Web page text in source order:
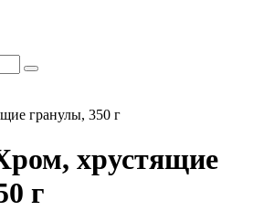
гранулы, 350 г
хрустящие
г